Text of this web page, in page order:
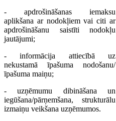
- apdrošināšanas iemaksu
aplikšana ar nodokļiem vai citi ar
apdrošināšanu saistīti nodokļu
jautājumi;
- informācija attiecībā uz
nekustamā īpašuma nodošanu/
īpašuma maiņu;
- uzņēmumu dibināšana un
iegūšana/pārņemšana, strukturālu
izmaiņu veikšana uzņēmumos.